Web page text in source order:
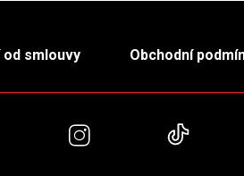
smlouvy Obchodní
Instagram